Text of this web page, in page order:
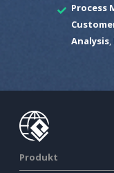
Process
Analysis,
Produkt